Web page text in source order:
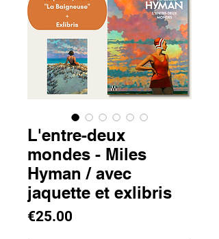
L'entre-deux
mondes - Miles
Hyman / avec
jaquette et exlibris
€25.00